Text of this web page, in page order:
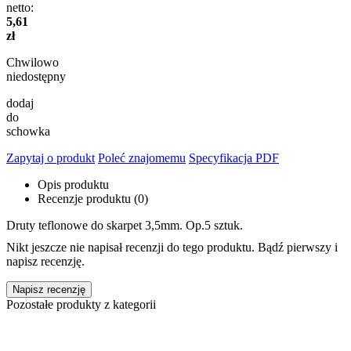
netto:
5,61
zł
Chwilowo
niedostępny
dodaj
do
schowka
Zapytaj o produkt Poleć znajomemu Specyfikacja PDF
Opis produktu
Recenzje produktu (0)
Druty teflonowe do skarpet 3,5mm. Op.5 sztuk.
Nikt jeszcze nie napisał recenzji do tego produktu. Bądź pierwszy i
napisz recenzję.
Napisz recenzję
Pozostałe produkty z kategorii